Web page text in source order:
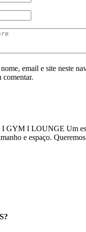
email e site neste
comentar.
GYM I LOUNGE Um
e espaço.